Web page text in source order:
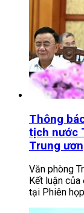
Thông
tịch nước
Trung
Văn phòng
Kết luận
tại Phiên